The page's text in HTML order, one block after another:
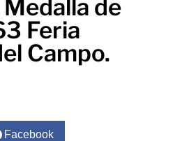
de
Feria
Campo.
Facebook